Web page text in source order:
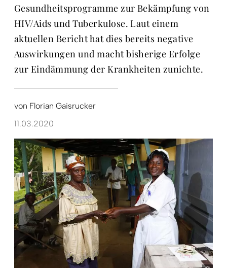
Gesundheitsprogramme zur Bekämpfung von
HIV/Aids und Tuberkulose. Laut einem
aktuellen Bericht hat dies bereits negative
Auswirkungen und macht bisherige Erfolge
zur Eindämmung der Krankheiten zunichte.
von Florian Gaisrucker
11.03.2020